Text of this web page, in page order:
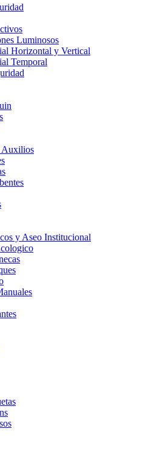
Luminosos
Horizontal y Vertical
Temporal
Auxilios
y Aseo Institucional